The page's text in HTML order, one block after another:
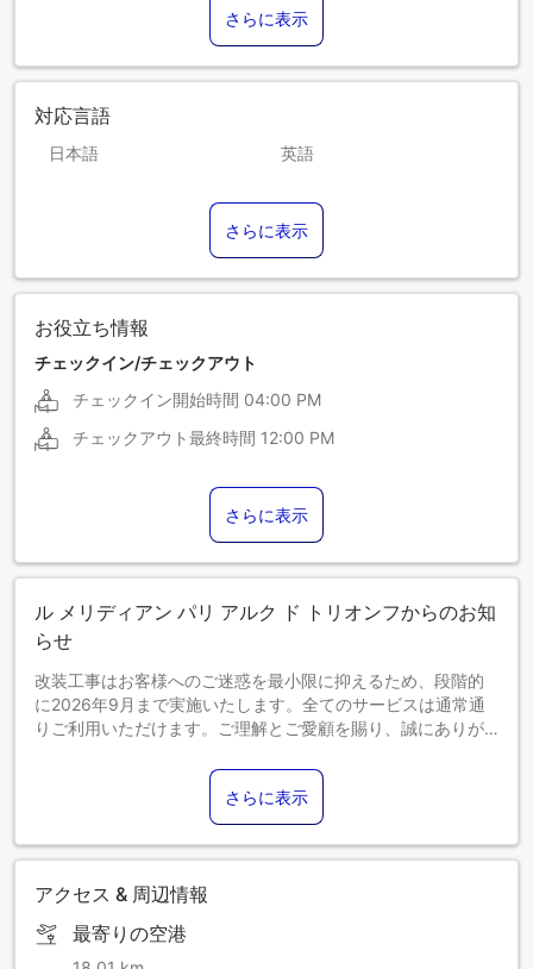
さらに表示
対応言語
日本語 英語
エストニア語
スペイン語 ドイツ語
フランス語
ロシア語
さらに表示
お役立ち情報
チェックイン/チェックアウト
チェックイン開始時間 04:00 PM
チェックアウト最終時間 12:00 PM
さらに表示
ル メリディアン パリ アルク ド トリオンフからのお知
らせ
改装工事はお客様へのご迷惑を最小限に抑えるため、段階的
に2026年9月まで実施いたします。全てのサービスは通常通
りご利用いただけます。ご理解とご愛顧を賜り、誠にありが
事前決済のご予約に使用されたクレジットカードは、チェッ
クイン時にご提示ください。2026年に全館改装済みです。
さらに表示
アクセス & 周辺情報
最寄りの空港